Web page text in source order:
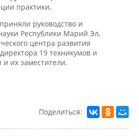
руководство и
Республики Марий Эл,
центра развития
19 техникумов и
их заместители.